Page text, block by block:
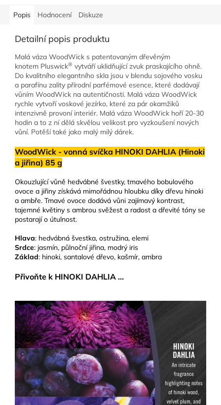
Popis Hodnocení Diskuze
Detailní popis produktu
Malá váza WoodWick s patentovaným dřevěným
knotem Pluswick® vytváří uklidňující zvuk praskajícího ohně.
Do kvalitního elegantního skla jsou v blendu sojového vosku
a parafínu zality přírodní parfémové esence, které dodávají
vůním WoodWick na autentičnosti. Malá váza WoodWick
rychle vytvoří voskové jezírko, které za pár okamžiků
intenzivně provoní interiér. Malá váza WoodWick hoří 20-30
hodin a to z ní dělá skvělou velikost pro vyzkoušení nových
vůní. Potěší také jako malý milý dárek.
WoodWick - vonná svíčka HINOKI DAHLIA (Hinoki
a jiřina) 85 g
Okouzlující vůně hedvábné švestky, tmavého bobulového
ovoce a jiřiny získává mimořádnou hloubku díky dřevu hinoki
a ambře. Tmavé ovoce dodává vůni zajímavý kontrast,
tajemné květiny s ambrou svěžest a radost a dřevité tóny se
postarají o útulnost.
Hlava: hedvábná švestka, ostružina, elemi
Srdce: jasmín, půlnoční jiřina, modrý iris
Základ: hinoki, santalové dřevo, kašmír, ambra
Přivoňte k HINOKI DAHLIA ...